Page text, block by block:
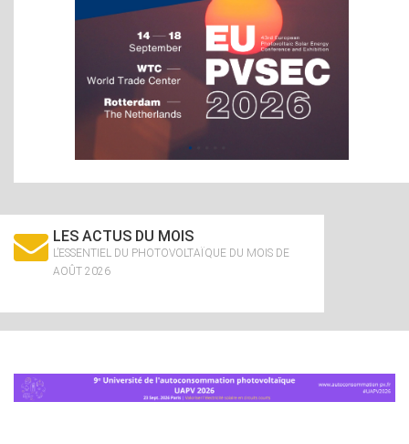
LES ACTUS DU MOIS
L’ESSENTIEL DU PHOTOVOLTAÏQUE DU MOIS DE
AOÛT 2026